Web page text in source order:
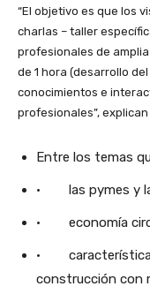
“El objetivo es que los
charlas – taller
profesionales de
de 1 hora (desarrollo
conocimientos e
profesionales”, explican
Entre los temas
· las pymes y la
· economía
· características
construcción con